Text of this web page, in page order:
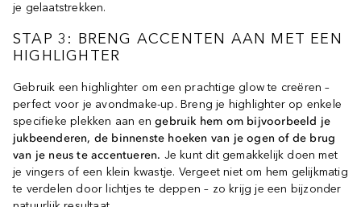
je gelaatstrekken.
STAP 3: BRENG ACCENTEN AAN MET EEN
HIGHLIGHTER
Gebruik een highlighter om een prachtige glow te creëren –
perfect voor je avondmake-up. Breng je highlighter op enkele
specifieke plekken aan engebruik hem om bijvoorbeeld je
jukbeenderen, de binnenste hoeken van je ogen of de brug
van je neus te accentueren. Je kunt dit gemakkelijk doen met
je vingers of een klein kwastje. Vergeet niet om hem gelijkmatig
te verdelen door lichtjes te deppen – zo krijg je een bijzonder